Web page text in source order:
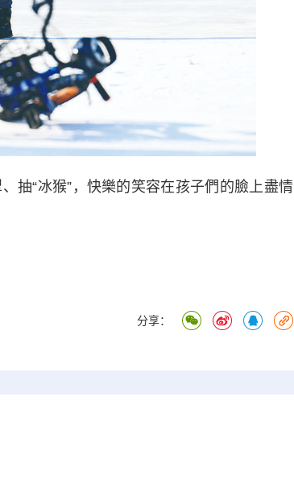
“冰猴”，快樂的笑容在孩子們的臉上盡情
分享：